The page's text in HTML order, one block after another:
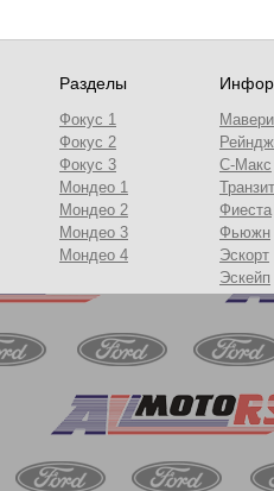
Разделы
Фокус 1
Фокус 2
Фокус 3
Мондео 1
Мондео 2
Мондео 3
Мондео 4
С-Макс
Транзит
Фиеста
Фьюжн
Эскорт
Эскейп